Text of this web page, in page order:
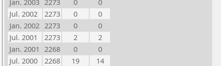
Jan. 2003 2273 0
0
Jul. 2002
2273 0
0
Jan. 2002 2273 0
0
Jul. 2001
2273 2
2
Jan. 2001 2268 0
0
Jul. 2000
2268 19
14